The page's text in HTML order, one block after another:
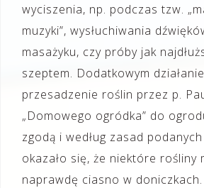
wyciszenia, np. podczas tzw.
muzyki”, wysłuchiwania
masażyku, czy próby jak
szeptem. Dodatkowym
przesadzenie roślin przez p.
„Domowego ogródka” do
zgodą i według zasad
okazało się, że niektóre rośliny
naprawdę ciasno w